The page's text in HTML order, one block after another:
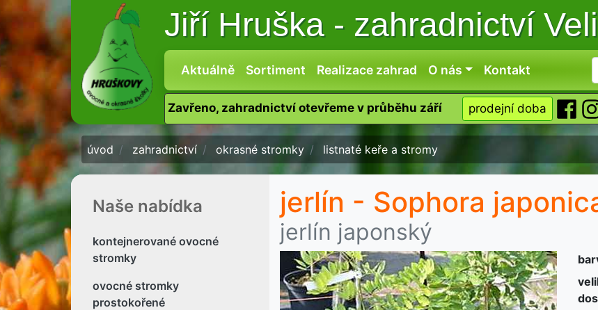
Jiří Hruška -zahradnictví
Aktuálně Sortiment Realizace zahrad O nás Kontakt
Zavřeno, zahradnictví otevřeme v průběhu září prodejní doba
úvod zahradnictví okrasné stromky listnaté keře a stromy
Naše nabídka
kontejnerované ovocné
stromky
ovocné stromky
prostokořené
jerlín - Sophora
jerlín japonský